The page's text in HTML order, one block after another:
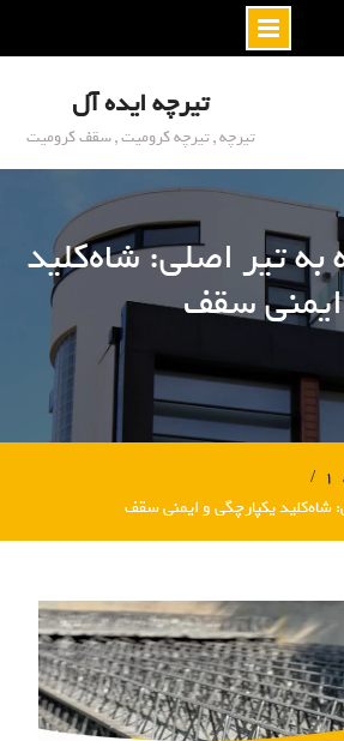
تیرچه ایده آل
تیرچه , تیرچه کرومیت , سقف کرومیت
به تیر اصلی: شاه‌کلید
سقف
۱
شاه‌کلید یکپارچگی و ایمنی سقف